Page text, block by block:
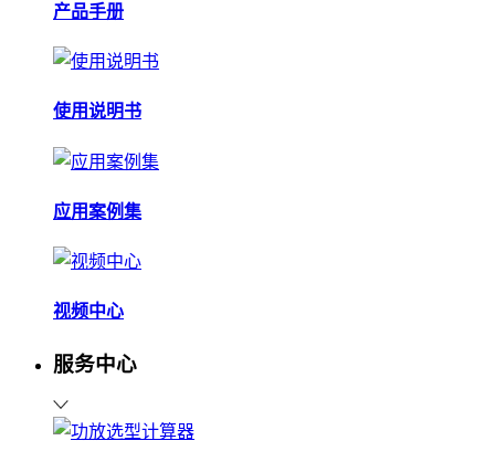
产品手册
使用说明书
应用案例集
视频中心
服务中心